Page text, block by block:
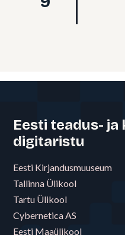
Eesti teadus-
digitaristu
Eesti Kirjandusmuuseum
Tallinna Ülikool
Tartu Ülikool
Cybernetica AS
Eesti Maaülikool